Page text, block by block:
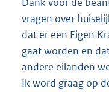
vragen over
dat er een Eigen
gaat worden en
andere eilanden
Ik word graag op